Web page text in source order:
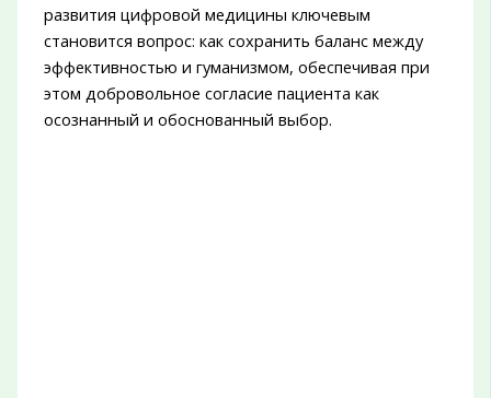
развития цифровой медицины ключевым
становится вопрос: как сохранить баланс между
эффективностью и гуманизмом, обеспечивая при
этом добровольное согласие пациента как
осознанный и обоснованный выбор.